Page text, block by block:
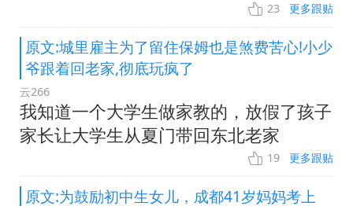
23 更多跟贴
原文:城里雇主为了留住保姆也是煞费苦心!小少
爷跟着回老家,彻底玩疯了
云266
我知道一个大学生做家教的，放假了孩子
家长让大学生从夏门带回东北老家
19 更多跟贴
原文:为鼓励初中生女儿，成都41岁妈妈考上